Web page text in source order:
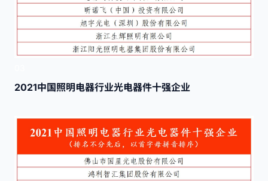
2021中国照明电器行业光电器件十强企业